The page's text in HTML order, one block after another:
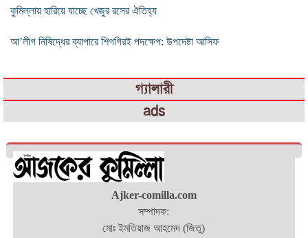
কুমিল্লায় হারিয়ে যাচ্ছে খেজুর রসের ঐতিহ্য
আ’লীগ নিষিদ্ধের ব্যাপারে শিগগিরই পদক্ষেপ: উপদেষ্টা আসিফ
গ্যালারী
ads
Ajker-comilla.com
সম্পাদক:
মোঃ ইমতিয়াজ আহমেদ (জিতু)